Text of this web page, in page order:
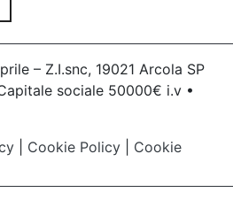
– Z.I.snc, 19021 Arcola SP
sociale 50000€ i.v •
Cookie Policy
Cookie